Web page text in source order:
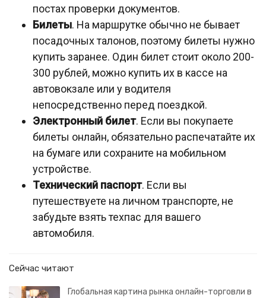
постах проверки документов.
Билеты. На маршрутке обычно не бывает
посадочных талонов, поэтому билеты нужно
купить заранее. Один билет стоит около 200-
300 рублей, можно купить их в кассе на
автовокзале или у водителя
непосредственно перед поездкой.
Электронный билет. Если вы покупаете
билеты онлайн, обязательно распечатайте их
на бумаге или сохраните на мобильном
устройстве.
Технический паспорт. Если вы
путешествуете на личном транспорте, не
забудьте взять техпас для вашего
автомобиля.
Сейчас читают
Глобальная картина рынка онлайн-торговли в